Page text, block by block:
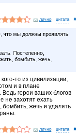
лично #
что мы должны проявлять
Постепенно,
бомбить, жечь,
то из цивилизации,
и в плане
Ведь герои ваших блогов
не захотят ехать
жечь и удалять
лично #